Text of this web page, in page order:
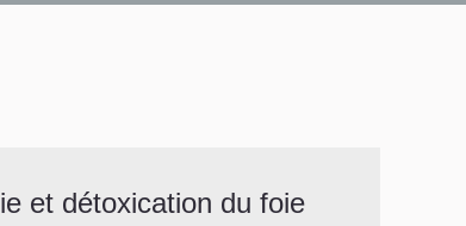
et détoxication du foie